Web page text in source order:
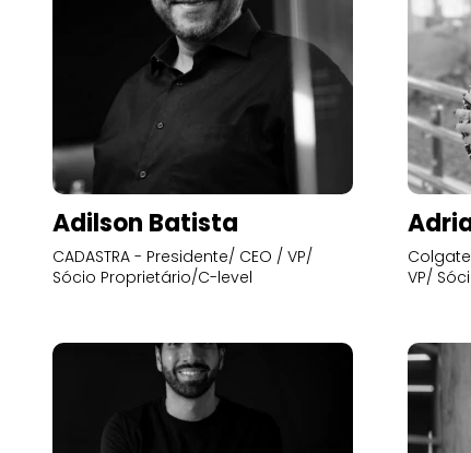
Adilson Batista
CADASTRA - Presidente/ CEO / VP/
Sócio Proprietário/C-level
VP/